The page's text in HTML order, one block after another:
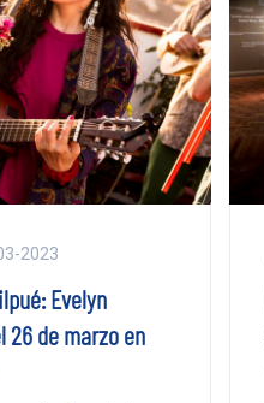
2023
Evelyn
26 de marzo en